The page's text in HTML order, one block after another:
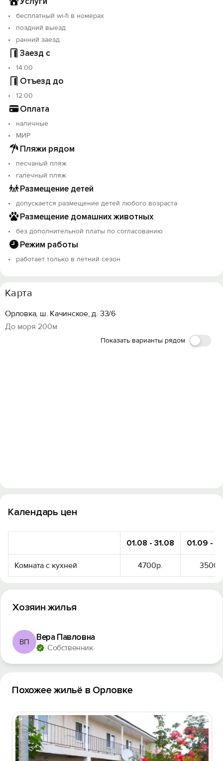
бесплатный wi-fi в номерах
поздний выезд
ранний заезд
Заезд с
14:00
Отъезд до
12:00
Оплата
наличные
МИР
Пляжи рядом
песчаный пляж
галечный пляж
Размещение детей
допускается размещение детей любого возраста
Размещение домашних животных
без дополнительной платы по согласованию
Режим работы
работает только в летний сезон
Карта
Орловка, ш. Качинское, д. 33/6
До моря 200м
Показать варианты рядом
Календарь цен
01.08 - 31.08 01.09 -
Комната с кухней 4700р.
Хозяин жилья
ВП Вера Павловна
Собственник
Похожее жильё в Орловке